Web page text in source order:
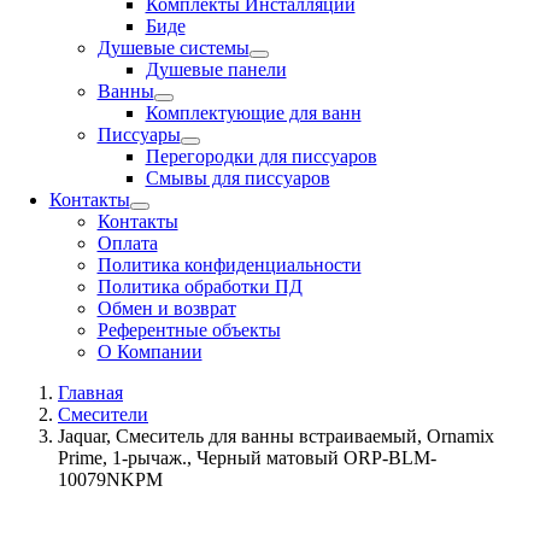
Биде
Душевые системы
Душевые панели
Ванны
Комплектующие для ванн
Писсуары
Перегородки для писсуаров
Смывы для писсуаров
Контакты
Контакты
Оплата
Политика конфиденциальности
Политика обработки ПД
Обмен и возврат
Референтные объекты
О Компании
Главная
Смесители
Jaquar, Смеситель для ванны встраиваемый, Ornamix
Prime, 1-рычаж., Черный матовый ORP-BLM-
10079NKPM